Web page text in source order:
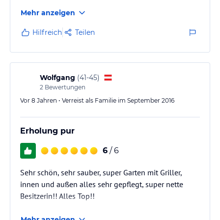
Mehr anzeigen
Hilfreich Teilen
Wolfgang (41-45)
2 Bewertungen
Vor 8 Jahren • Verreist als Familie im September 2016
Erholung pur
6 / 6
Sehr schön, sehr sauber, super Garten mit Griller,
innen und außen alles sehr gepflegt, super nette
Besitzerin!! Alles Top!!